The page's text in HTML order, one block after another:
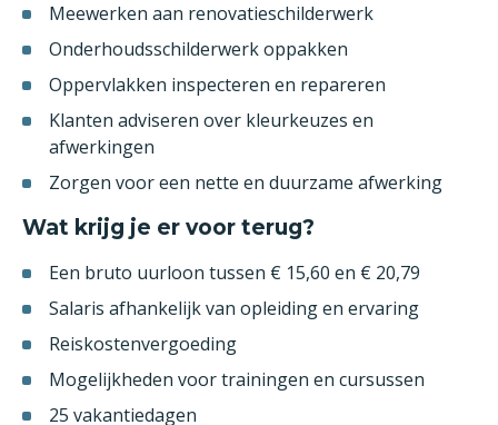
Meewerken aan renovatieschilderwerk
Onderhoudsschilderwerk oppakken
Oppervlakken inspecteren en repareren
Klanten adviseren over kleurkeuzes en
afwerkingen
Zorgen voor een nette en duurzame afwerking
Wat krijg je er voor terug?
Een bruto uurloon tussen € 15,60 en € 20,79
Salaris afhankelijk van opleiding en ervaring
Reiskostenvergoeding
Mogelijkheden voor trainingen en cursussen
25 vakantiedagen